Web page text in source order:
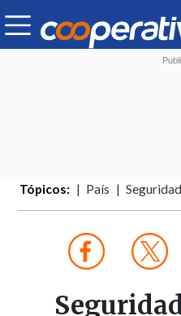
Tópicos: País